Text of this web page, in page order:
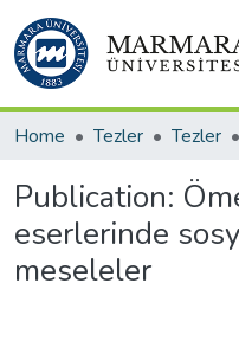
Home Tezler Tezler
Publication:
eserlerinde
meseleler